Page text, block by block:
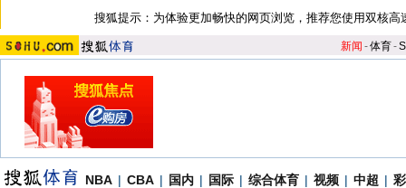
搜狐提示：为体验更加畅快的网页浏览，推荐您使用双核高
新闻 -体育-S
NBA | CBA | 国内 | 国际 | 综合体育 | 视频 | 中超 |